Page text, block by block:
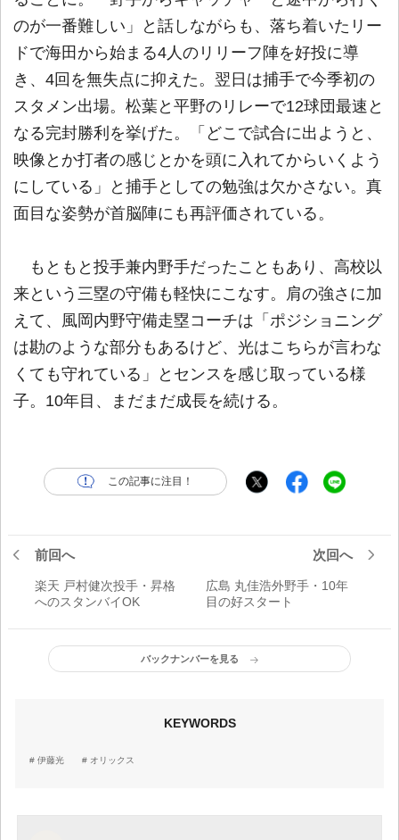
のが一番難しい」と話しながらも、落ち着いたリー
ドで海田から始まる4人のリリーフ陣を好投に導
き、4回を無失点に抑えた。翌日は捕手で今季初の
スタメン出場。松葉と平野のリレーで12球団最速と
なる完封勝利を挙げた。「どこで試合に出ようと、
映像とか打者の感じとかを頭に入れてからいくよう
にしている」と捕手としての勉強は欠かさない。真
面目な姿勢が首脳陣にも再評価されている。
もともと投手兼内野手だったこともあり、高校以
来という三塁の守備も軽快にこなす。肩の強さに加
えて、風岡内野守備走塁コーチは「ポジショニング
は勘のような部分もあるけど、光はこちらが言わな
くても守れている」とセンスを感じ取っている様
子。10年目、まだまだ成長を続ける。
この記事に注目！
前回へ
楽天 戸村健次投手・昇格
へのスタンバイOK
次回へ
広島 丸佳浩外野手・10年
目の好スタート
バックナンバーを見る
KEYWORDS
伊藤光 オリックス